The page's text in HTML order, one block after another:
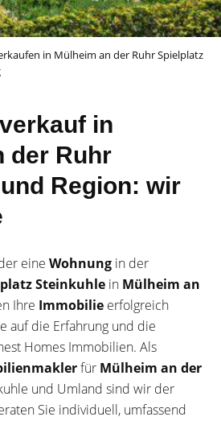
in Mülheim an der Ruhr Spielplatz
in
der Ruhr
Region: wir
eine Wohnung in der
Steinkuhle in Mülheim an
Ihre Immobilie erfolgreich
auf die Erfahrung und die
Homes Immobilien. Als
für Mülheim an der
und Umland sind wir der
Sie individuell, umfassend